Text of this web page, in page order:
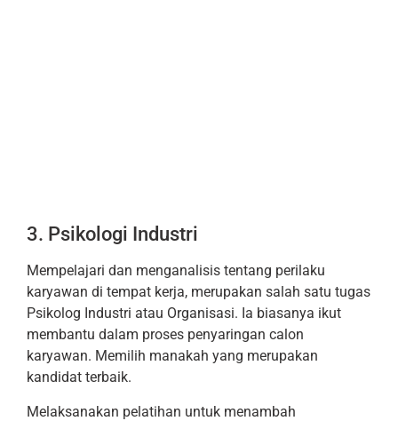
3. Psikologi Industri
Mempelajari dan menganalisis tentang perilaku
karyawan di tempat kerja, merupakan salah satu tugas
Psikolog Industri atau Organisasi. Ia biasanya ikut
membantu dalam proses penyaringan calon
karyawan. Memilih manakah yang merupakan
kandidat terbaik.
Melaksanakan pelatihan untuk menambah